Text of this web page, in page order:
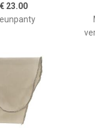
€ 23.00